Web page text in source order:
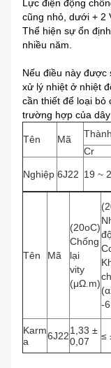
Lực điện động
cũng nhỏ, dưới + 2
Thể hiện sự ổn
nhiều năm.
Nếu điều này được
xử lý nhiệt ở nhiệt
cần thiết để loại bỏ
trường hợp của
Tên Mã
Cr
Nghiệp 6J22 19 ~
Tên Mã
(20oC)
Chống
lại
vity
(μΩ.m)
-
Karm
a
6J221,33 ±
0,07
≤